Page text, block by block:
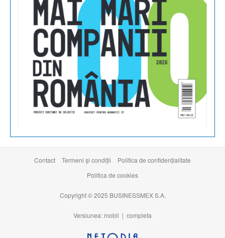
Contact Termeni şi condiţii
Politica de confidențialitate
Politica de cookies
Copyright © 2025 BUSINESSMEX S.A.
Versiunea: mobil | completa